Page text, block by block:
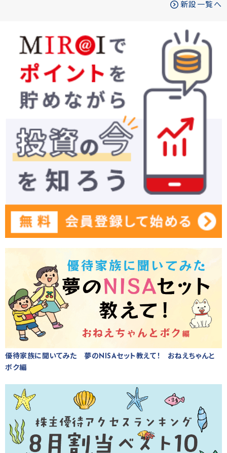
新設一覧へ
優待家族に聞いてみた 夢のNISAセット教えて！ おねえちゃんと
ボク編